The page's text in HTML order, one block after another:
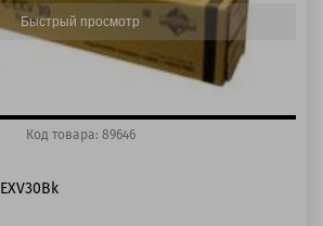
Быстрый просмотр
Код товара: 89646